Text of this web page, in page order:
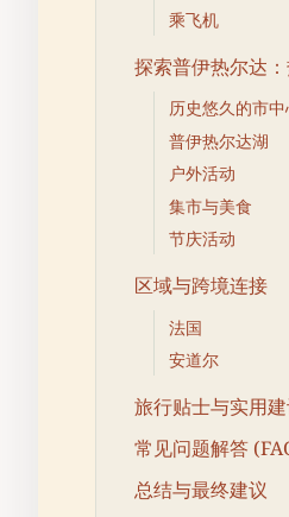
乘飞机
探索普伊热尔达
历史悠久的市
普伊热尔达湖
户外活动
集市与美食
节庆活动
区域与跨境连接
法国
安道尔
旅行贴士与实用
常见问题解答
总结与最终建议